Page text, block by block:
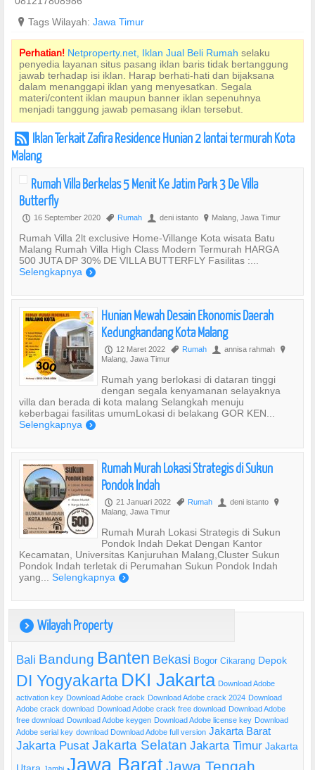
? Tags Wilayah: Jawa Timur
Perhatian! Netproperty.net, Iklan Jual Beli Rumah selaku
penyedia layanan situs pasang iklan baris tidak bertanggung
jawab terhadap isi iklan. Harap berhati-hati dan bijaksana
dalam menanggapi iklan yang menyesatkan. Segala
materi/content iklan maupun banner iklan sepenuhnya
menjadi tanggung jawab pemasang iklan tersebut.
r Iklan Terkait Zafira Residence Hunian 2 lantai termurah Kota
Malang
Rumah Villa Berkelas 5 Menit Ke Jatim Park 3 De Villa
Butterfly
P 16 September 2020 , Rumah U deni istanto ? Malang, Jawa Timur
Rumah Villa 2lt exclusive Home-Villange Kota wisata Batu
Malang Rumah Villa High Class Modern Termurah HARGA
500 JUTA DP 30% DE VILLA BUTTERFLY Fasilitas :...
Selengkapnya )
Hunian Mewah Desain Ekonomis Daerah
Kedungkandang Kota Malang
P 12 Maret 2022 , Rumah U annisa rahmah ?
Malang, Jawa Timur
Rumah yang berlokasi di dataran tinggi
dengan segala kenyamanan selayaknya
villa dan berada di kota malang Selangkah menuju
keberbagai fasilitas umumLokasi di belakang GOR KEN...
Selengkapnya )
Rumah Murah Lokasi Strategis di Sukun
Pondok Indah
P 21 Januari 2022 , Rumah U deni istanto ?
Malang, Jawa Timur
Rumah Murah Lokasi Strategis di Sukun
Pondok Indah Dekat Dengan Kantor
Kecamatan, Universitas Kanjuruhan Malang,Cluster Sukun
Pondok Indah terletak di Perumahan Sukun Pondok Indah
yang... Selengkapnya )
) Wilayah Property
Bali Bandung Banten Bekasi Bogor Cikarang Depok
DI Yogyakarta DKI Jakarta Download Adobe
activation key Download Adobe crack Download Adobe crack 2024 Download
Adobe crack download Download Adobe crack free download Download Adobe
free download Download Adobe keygen Download Adobe license key Download
Adobe serial key download Download Adobe full version Jakarta Barat
Jakarta Pusat Jakarta Selatan Jakarta Timur Jakarta
Jawa Barat Jawa Tengah